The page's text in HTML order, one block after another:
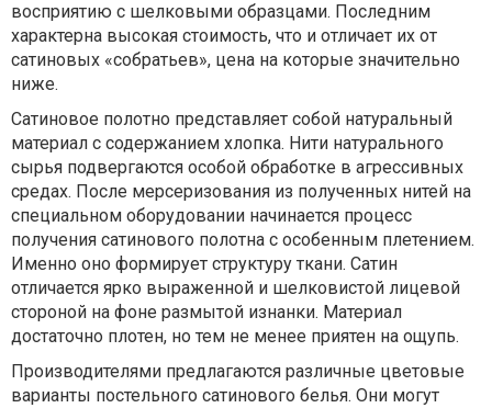
восприятию с шелковыми образцами. Последним
характерна высокая стоимость, что и отличает их от
сатиновых «собратьев», цена на которые значительно
ниже.
Сатиновое полотно представляет собой натуральный
материал с содержанием хлопка. Нити натурального
сырья подвергаются особой обработке в агрессивных
средах. После мерсеризования из полученных нитей на
специальном оборудовании начинается процесс
получения сатинового полотна с особенным плетением.
Именно оно формирует структуру ткани. Сатин
отличается ярко выраженной и шелковистой лицевой
стороной на фоне размытой изнанки. Материал
достаточно плотен, но тем не менее приятен на ощупь.
Производителями предлагаются различные цветовые
варианты постельного сатинового белья. Они могут